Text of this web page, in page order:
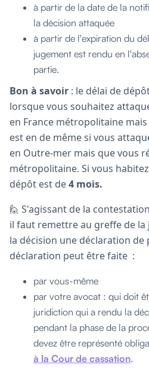
à partir de la date de la
la décision attaquée
à partir de l'expiration du
jugement est rendu en
partie.
Bon à savoir : le délai de
lorsque vous souhaitez
en France métropolitaine
est en de même si vous
en Outre-mer mais que vous
métropolitaine. Si vous
dépôt est de4 mois.
🙋 S'agissant de la
il faut remettre au greffe de
la décision une déclaration de
déclaration peut être faite :
par vous-même
par votre avocat : qui doit
juridiction qui a rendu la
pendant la phase de la
devez être représenté
à la Cour de cassation.